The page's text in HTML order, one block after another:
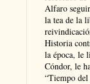
Alfaro
la tea de la
Historia
la época, le
Cóndor, le
“Tiempo